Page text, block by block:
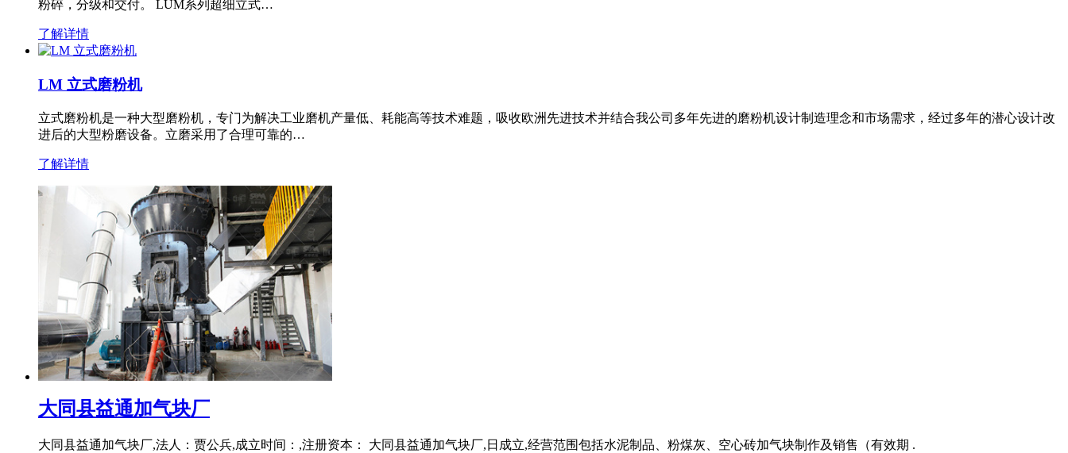
粉碎，分级和交付。 LUM系列超细立式…
了解详情
LM 立式磨粉机
立式磨粉机是一种大型磨粉机，专门为解决工业磨机产量低、耗能高等技术难题，吸收欧洲先进技术并结合我公司多年先进的磨粉机设计制造理念和市场需求，经过多年的潜心设计改
进后的大型粉磨设备。立磨采用了合理可靠的…
了解详情
大同县益通加气块厂
大同县益通加气块厂,法人：贾公兵,成立时间：,注册资本： 大同县益通加气块厂,日成立,经营范围包括水泥制品、粉煤灰、空心砖加气块制作及销售（有效期 .